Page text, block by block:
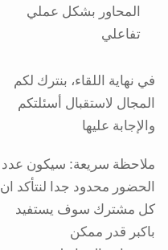
المحاور بشكل عملي
تفاعلي
‎في نهاية اللقاء، بنترك لكم
المجال لاستقبال أسئلتكم
والإجابة عليها
ملاحظة سريعة: سيكون عدد
الحضور محدود جدا لنتأكد ان
كل مشترك سوف يستفيد
باكبر قدر ممكن